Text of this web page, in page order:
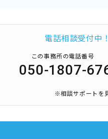
電話相談受付中！
この事務所の電話番号
050-1807-
※相談サポートを